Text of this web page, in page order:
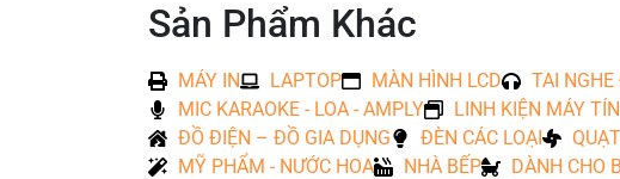
Sản Phẩm Khác
MÁY IN LAPTOP MÀN HÌNH LCD TAI NGHE
MIC KARAOKE - LOA - AMPLY
LINH KIỆN MÁY
ĐỒ ĐIỆN – ĐỒ GIA DỤNG
ĐÈN CÁC LOẠI QUẠT
MỸ PHẨM - NƯỚC HOA
NHÀ BẾP DÀNH CHO